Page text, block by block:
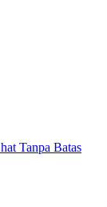
Tanpa Batas